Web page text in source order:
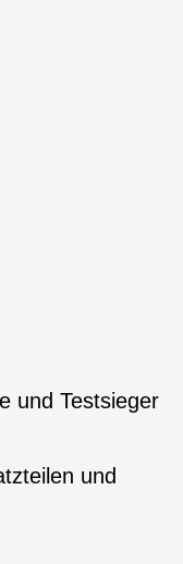
und Testsieger
und